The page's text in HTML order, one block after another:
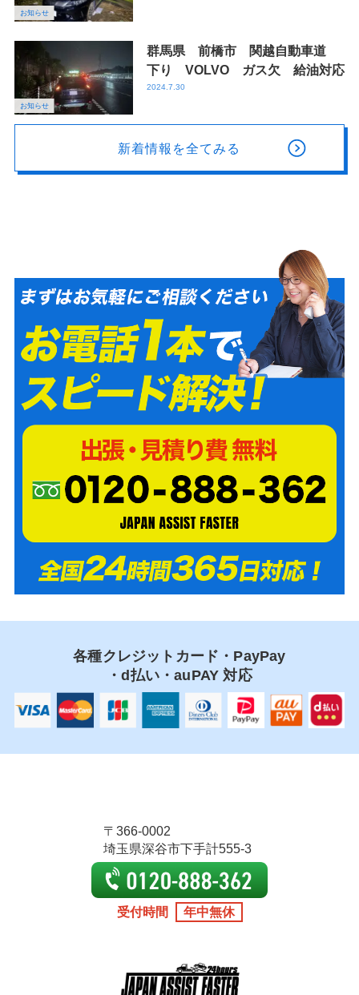
お知らせ
お知らせ
群馬県 前橋市 関越自動車道
下り VOLVO ガス欠 給油対応
2024.7.30
新着情報を全てみる
各種クレジットカード・PayPay
・d払い・auPAY 対応
〒366-0002
埼玉県深谷市下手計555-3
受付時間 年中無休